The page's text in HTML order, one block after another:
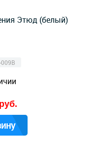
Этюд (белый)
руб.